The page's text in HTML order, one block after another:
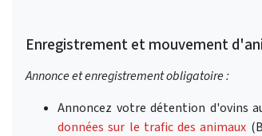
Enregistrement et mouvement
Annonce et enregistrement obligatoire :
Annoncez votre détention d'ovins
données sur le trafic des animaux